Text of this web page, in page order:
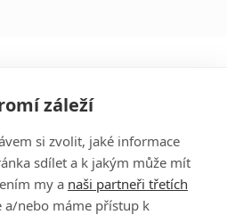
záleží
si zvolit, jaké informace
sdílet a k jakým může mít
my a naši partneři třetích
a/nebo máme přístup k